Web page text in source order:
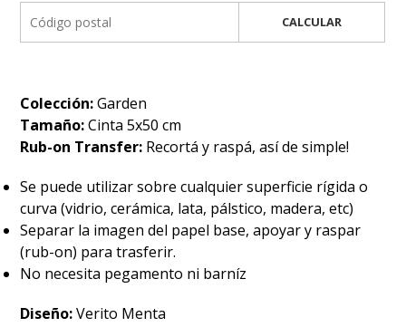
CALCULAR
Colección:Garden
Tamaño:Cinta 5x50 cm
Rub-on Transfer: Recortá y raspá, así de simple!
Se puede utilizar sobre cualquier superficie rígida o
curva (vidrio, cerámica, lata, pálstico, madera, etc)
Separar la imagen del papel base, apoyar y raspar
(rub-on) para trasferir.
No necesita pegamento ni barníz
Diseño:Verito Menta